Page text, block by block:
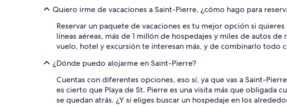
Quiero irme de vacaciones a Saint-Pierre, ¿cómo hago para
Reservar un paquete de vacaciones es tu mejor opción si
líneas aéreas, más de 1 millón de hospedajes y miles de autos
vuelo, hotel y excursión te interesan más, y de combinarlo todo
¿Dónde puedo alojarme en Saint-Pierre?
Cuentas con diferentes opciones, eso sí, ya que vas a Saint-
es cierto que Playa de St. Pierre es una visita más que obligada
se quedan atrás. ¿Y si eliges buscar un hospedaje en los